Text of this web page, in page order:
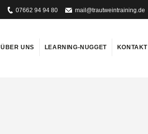
07662 94 94 80 mail@trautweintraining.de
ÜBER UNS LEARNING-NUGGET KONTAKT